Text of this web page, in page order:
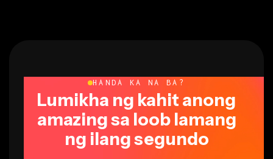
HANDA KA NA BA?
Lumikha ng kahit anong
amazing sa loob lamang
ng ilang segundo